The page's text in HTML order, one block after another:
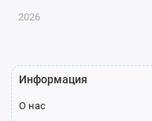
2026
Информация
О нас